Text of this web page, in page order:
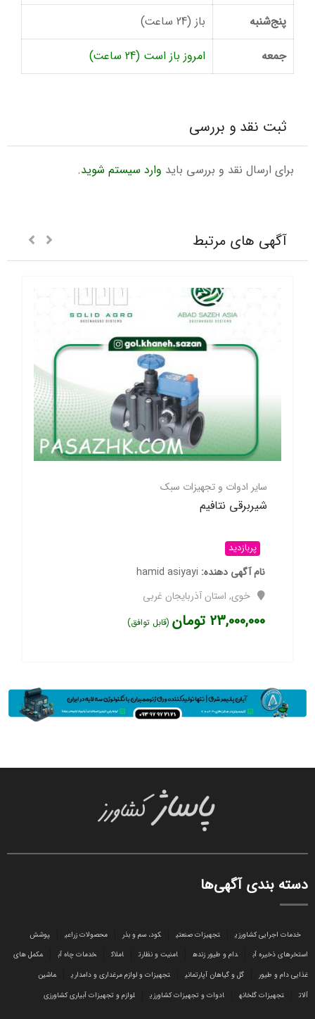
پنج‌شنبه
باز (24 ساعت)
جمعه
امروز باز است (24 ساعت)
ثبت نقد و بررسی
برای ارسال نقد و بررسی باید وارد سیستم شوید.
آگهی های مرتبط
سایر ادوات و تجهیزات سبک
شیربرقی نتافیم
پربازدید
نام آگهی دهنده hamid asiyayi
خوی, استان آذربایجان غربی
23,000,000 تومان (قابل توافق)
دسته بندی آگهی‌ها
خدمات اجرایی کشاورزی تجهیزات صنعتی کود، سم و بذر محصولات زراعی
پوشش
استخرهای ذخیره آب
دام و طیور زنده امنیت و نظارت املاک خدمات چاه آب
مکمل های
غذایی دام و طیور
گل و گیاهان آپارتمانی تجهیزات و لوازم مرغداری و دامداری
ماشین
آلات
تجهیزات گلخانه ادوات و تجهیزات کشاورزی لوازم و تجهیزات آبیاری کشاورزی